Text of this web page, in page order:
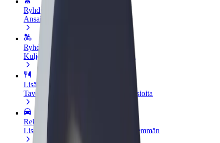
Ryhdy kuljettajaksi
Ansaitse omilla ehdoillasi
Ryhdy ruokalähetiksi
Kuljeta ruokaa ja ansaitse viikoittain
Lisää ravintola tai kauppa
Tavoita lisää asiakkaita ja kasvata ansioita
Rekisteröidy fleet-omistajaksi
Lisää autokantasi Boltiin ja tienaa enemmän